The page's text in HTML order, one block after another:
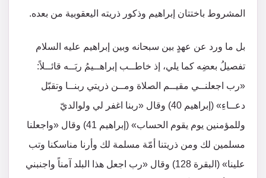
المشروط باختتان إبراهيم وذكور ذريته اليعقوبية من بعده.
بل ما ورد عن عهدٍ بين سبحانه وبين إبراهيم عليه السلام
تفصيلُ بعضِه كما يلي، إذ خاطــب إبراهــيمُ ربَــه قائــلاً:
«رب اجعلنــي مقيــم الصلاة ومــن ذريتي ربنــا وتقبّل
دعــاءِ» (إبراهيم 40) وقال «ربنا اغفر لي ولوالديّ
وللمؤمنين يوم يقوم الحساب» (إبراهيم 41) وقال «واجعلنا
مسلمين لك ومن ذريتنا أمّة مسلمة لك وأرنا مناسكنا وتب
علينا» (البقرة 128) وقال «رب اجعل هذا البلد آمناً واجنبني